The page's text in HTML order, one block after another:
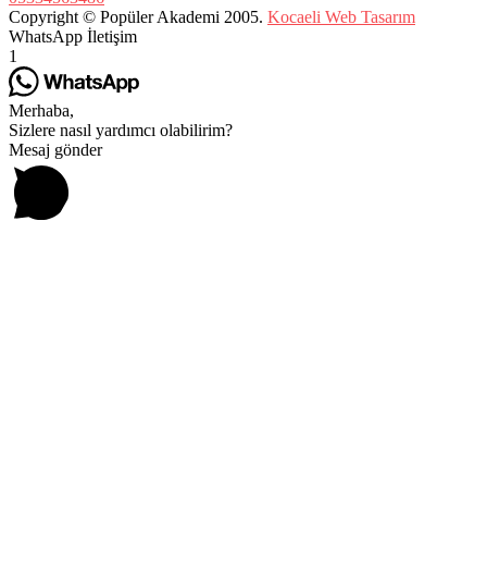
Copyright © Popüler Akademi 2005. Kocaeli Web Tasarım
WhatsApp İletişim
1
Merhaba,
Sizlere nasıl yardımcı olabilirim?
Mesaj gönder